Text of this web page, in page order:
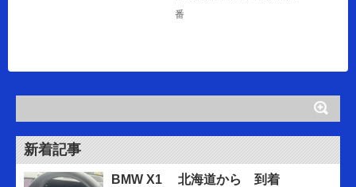
番
新着記事
BMW X1 北海道から 到着